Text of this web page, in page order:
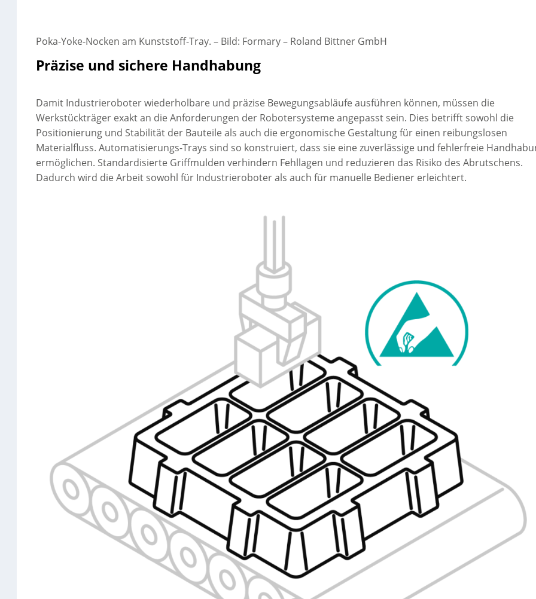
Poka-Yoke-Nocken am Kunststoff-Tray. – Bild: Formary – Roland Bittner GmbH
Präzise und sichere Handhabung
Damit Industrieroboter wiederholbare und präzise Bewegungsabläufe ausführen können, müssen die
Werkstückträger exakt an die Anforderungen der Robotersysteme angepasst sein. Dies betrifft sowohl die
Positionierung und Stabilität der Bauteile als auch die ergonomische Gestaltung für einen reibungslosen
Materialfluss. Automatisierungs-Trays sind so konstruiert, dass sie eine zuverlässige und fehlerfreie
ermöglichen. Standardisierte Griffmulden verhindern Fehllagen und reduzieren das Risiko des Abrutschens.
Dadurch wird die Arbeit sowohl für Industrieroboter als auch für manuelle Bediener erleichtert.